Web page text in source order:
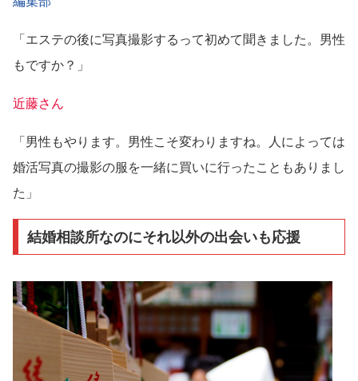
「エステの後に写真撮影するって初めて聞きました。男性
もですか？」
近藤さん
「男性もやります。男性こそ変わりますね。人によっては
婚活写真の撮影の服を一緒に買いに行ったこともありまし
た」
結婚相談所なのにそれ以外の出会いも応援